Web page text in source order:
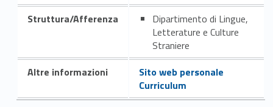
Struttura/Afferenza
Dipartimento di Lingue,
Letterature e Culture
Straniere
Altre informazioni
Sito web personale
Curriculum